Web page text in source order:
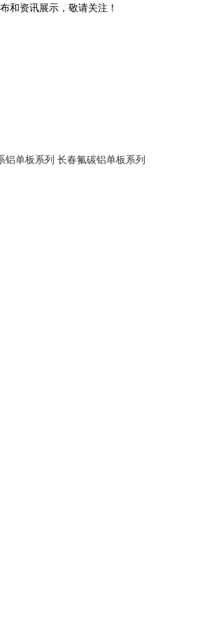
和资讯展示，敬请关注！
铝单板系列 长春氟碳铝单板系列